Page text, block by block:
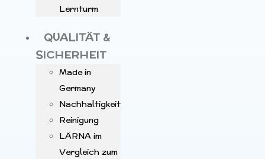
Lernturm
QUALITÄT &
SICHERHEIT
Made in
Germany
Nachhaltigkeit
Reinigung
LÄRNA im
Vergleich zum